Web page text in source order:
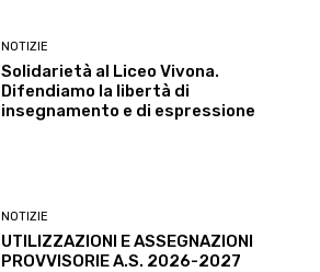
NOTIZIE
Solidarietà al Liceo Vivona.
Difendiamo la libertà di
insegnamento e di espressione
NOTIZIE
UTILIZZAZIONI E ASSEGNAZIONI
PROVVISORIE A.S. 2026-2027